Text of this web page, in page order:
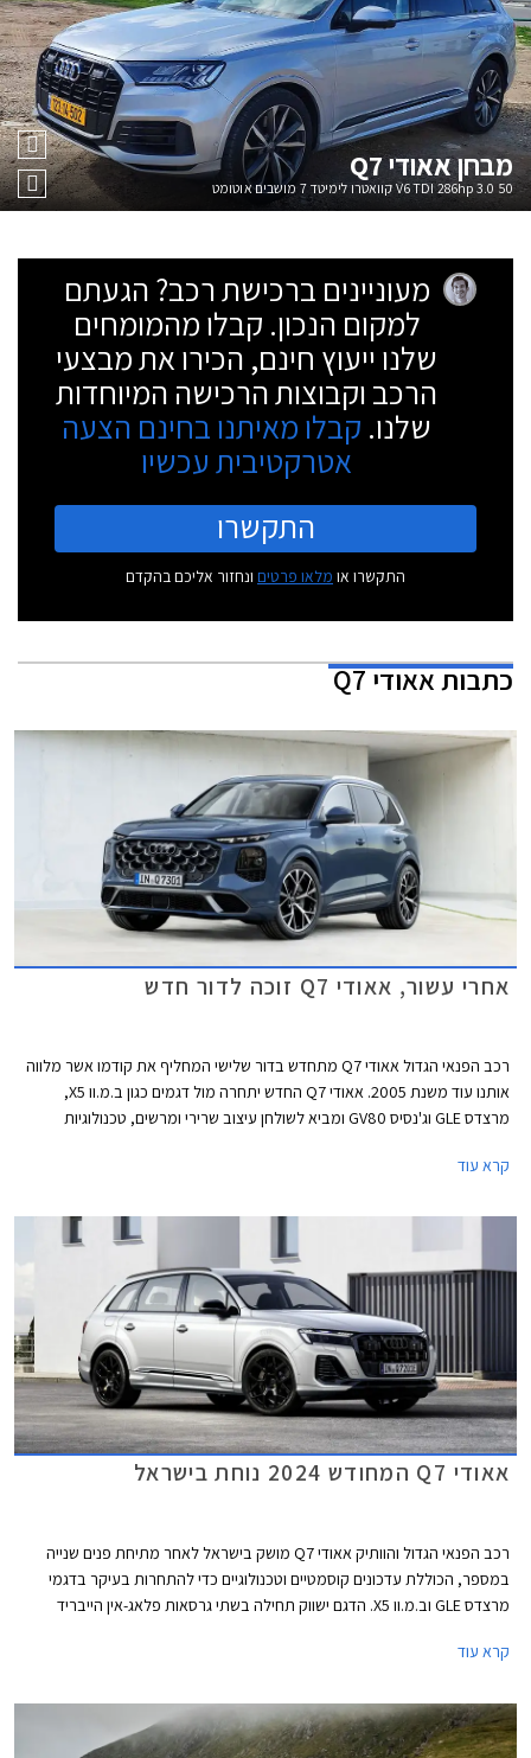
מבחןאאודי Q7
50 3.0 V6 TDI 286hp קוואטרו לימיטד 7 מושבים אוטומט
מעוניינים ברכישת רכב? הגעתם
למקום הנכון. קבלו מהמומחים
שלנו ייעוץ חינם, הכירו את מבצעי
הרכב וקבוצות הרכישה המיוחדות
שלנו. קבלו מאיתנו בחינם הצעה
אטרקטיבית עכשיו
התקשרו
התקשרו או מלאו פרטים ונחזור אליכם בהקדם
כתבותאאודי Q7
אחרי עשור, אאודי Q7 זוכה לדור חדש
רכב הפנאי הגדול אאודי Q7 מתחדש בדור שלישי המחליף את קודמו אשר מלווה
אותנו עוד משנת 2005. אאודי Q7 החדש יתחרה מול דגמים כגון ב.מ.וו X5,
מרצדס GLE וג'נסיס GV80 ומביא לשולחן עיצוב שרירי ומרשים, טכנולוגיות
כקרוזר משפחתי שימושי.
קרא עוד
אאודי Q7 המחודש 2024 נוחת בישראל
רכב הפנאי הגדול והוותיק אאודי Q7 מושק בישראל לאחר מתיחת פנים שנייה
במספר, הכוללת עדכונים קוסמטיים וטכנולוגיים כדי להתחרות בעיקר בדגמי
מרצדס GLE וב.מ.וו X5. הדגם ישווק תחילה בשתי גרסאות פלאג-אין הייבריד
גרסת דיזל עם 7 מושבים.
קרא עוד